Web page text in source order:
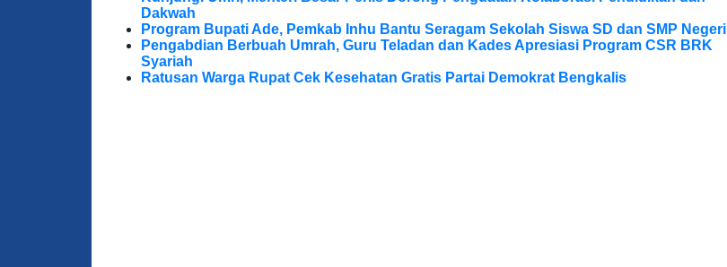
Dakwah
Program Bupati Ade, Pemkab Inhu Bantu Seragam Sekolah Siswa SD dan SMP Negeri
Pengabdian Berbuah Umrah, Guru Teladan dan Kades Apresiasi Program CSR BRK
Syariah
Ratusan Warga Rupat Cek Kesehatan Gratis Partai Demokrat Bengkalis